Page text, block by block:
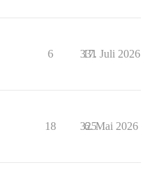
6 331
17. Juli 2026
18 325
6. Mai 2026